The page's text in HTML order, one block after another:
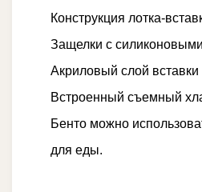
Конструкция лотка-
Защелки с
Акриловый слой вставки
Встроенный съемный
Бенто можно
для еды.